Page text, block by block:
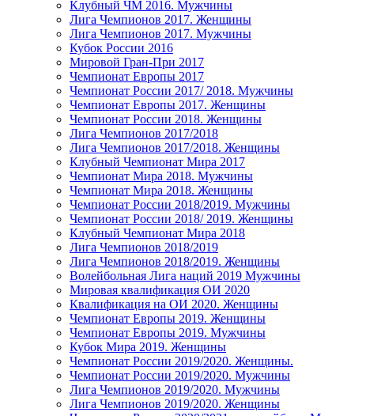
Клубный ЧМ 2016. Мужчины
Лига Чемпионов 2017. Женщины
Лига Чемпионов 2017. Мужчины
Кубок России 2016
Мировой Гран-При 2017
Чемпионат Европы 2017
Чемпионат России 2017/ 2018. Мужчины
Чемпионат Европы 2017. Женщины
Чемпионат России 2018. Женщины
Лига Чемпионов 2017/2018
Лига Чемпионов 2017/2018. Женщины
Клубный Чемпионат Мира 2017
Чемпионат Мира 2018. Мужчины
Чемпионат Мира 2018. Женщины
Чемпионат России 2018/2019. Мужчины
Чемпионат России 2018/ 2019. Женщины
Клубный Чемпионат Мира 2018
Лига Чемпионов 2018/2019
Лига Чемпионов 2018/2019. Женщины
Волейбольная Лига наций 2019 Мужчины
Мировая квалификация ОИ 2020
Квалификация на ОИ 2020. Женщины
Чемпионат Европы 2019. Женщины
Чемпионат Европы 2019. Мужчины
Кубок Мира 2019. Женщины
Чемпионат России 2019/2020. Женщины.
Чемпионат России 2019/2020. Мужчины
Лига Чемпионов 2019/2020. Мужчины
Лига Чемпионов 2019/2020. Женщины